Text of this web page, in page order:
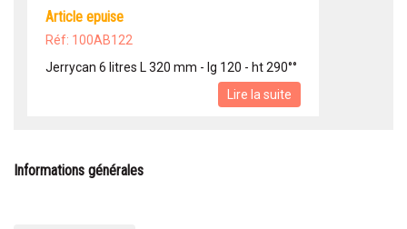
article epuise
Réf: 100AB122
Jerrycan 6 litres L 320 mm - lg 120 - ht 290°°
Lire la suite
Informations générales